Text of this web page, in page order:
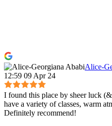
Alice-
12:59 09 Apr 24
I found this place by sheer luck
have a variety of classes, warm
Definitely recommend!